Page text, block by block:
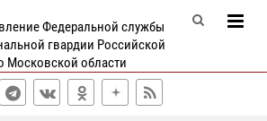
Федеральной службы
гвардии Российской
Московской области